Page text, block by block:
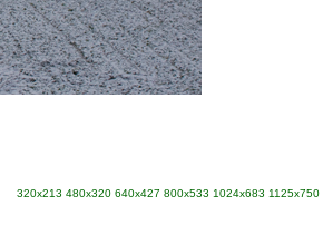
320x213 480x320 640x427 800x533 1024x683 1125x750